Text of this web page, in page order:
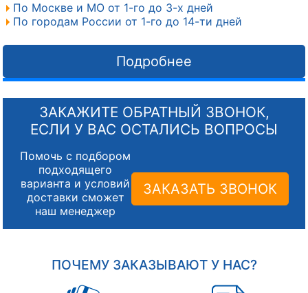
По Москве и МО от 1-го до 3-х дней
По городам России от 1-го до 14-ти дней
Подробнее
ЗАКАЖИТЕ ОБРАТНЫЙ ЗВОНОК,
ЕСЛИ У ВАС ОСТАЛИСЬ ВОПРОСЫ
Помочь с подбором
подходящего
варианта и условий
доставки сможет
наш менеджер
ЗАКАЗАТЬ ЗВОНОК
ПОЧЕМУ ЗАКАЗЫВАЮТ У НАС?